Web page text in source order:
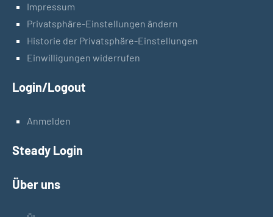
Impressum
Privatsphäre-Einstellungen ändern
Historie der Privatsphäre-Einstellungen
Einwilligungen widerrufen
Login/Logout
Anmelden
Steady Login
Über uns